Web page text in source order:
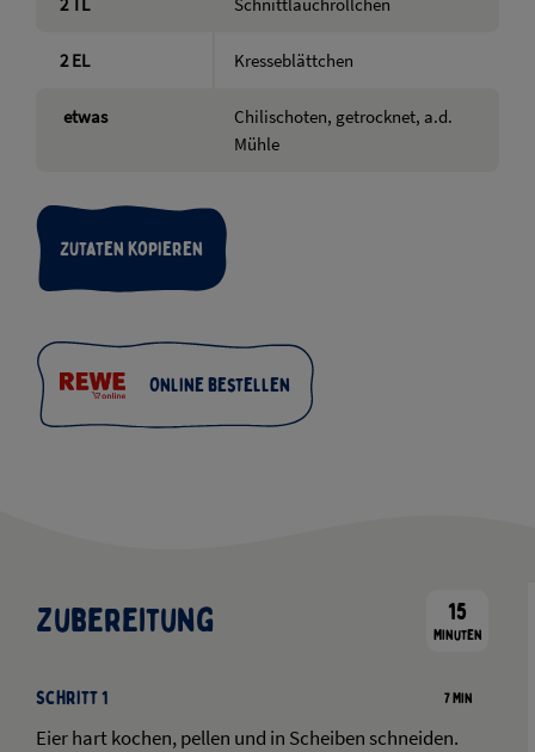
2 EL Kresseblättchen
etwas
Chilischoten, getrocknet, a.d.
Mühle
Online bestellen
Zutaten kopieren
Zubereitung 15
Minuten
Schritt 1 7 Min
Eier hart kochen, pellen und in Scheiben schneiden.